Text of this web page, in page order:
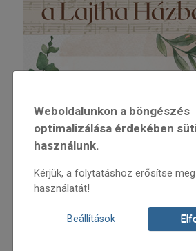
Weboldalunkon a böngészés
optimalizálása érdekében
használunk.
Kérjük, a folytatáshoz erősítse
használatát!
Beállítások